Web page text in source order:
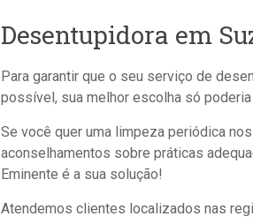
Desentupidora em
Para garantir que o seu serviço de
possível, sua melhor escolha só
Se você quer uma limpeza periódica
aconselhamentos sobre práticas
Eminente é a sua solução!
Atendemos clientes localizados nas